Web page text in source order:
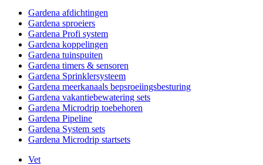
Gardena afdichtingen
Gardena sproeiers
Gardena Profi system
Gardena koppelingen
Gardena tuinspuiten
Gardena timers & sensoren
Gardena Sprinklersysteem
Gardena meerkanaals bepsroeiingsbesturing
Gardena vakantiebewatering sets
Gardena Microdrip toebehoren
Gardena Pipeline
Gardena System sets
Gardena Microdrip startsets
Vet